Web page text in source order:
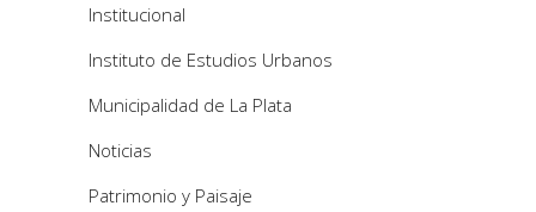
Institucional
Instituto de Estudios Urbanos
Municipalidad de La Plata
Noticias
Patrimonio y Paisaje